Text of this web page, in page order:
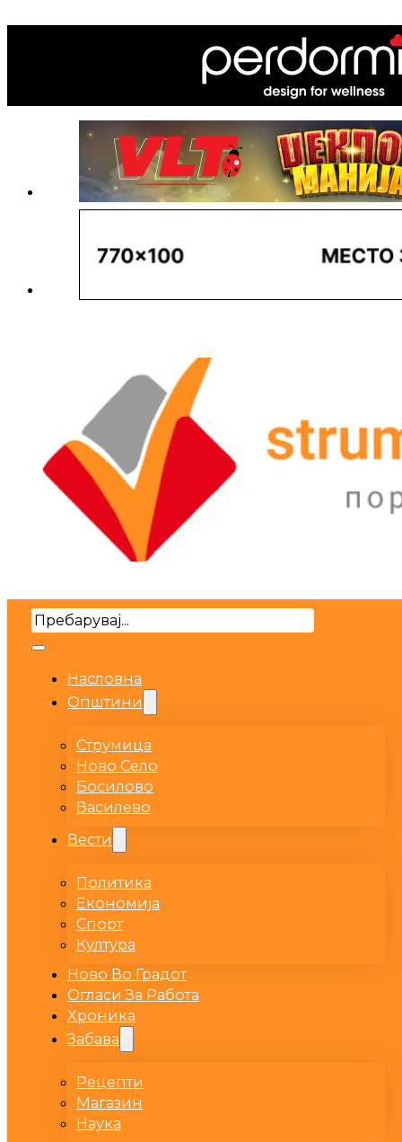
Search
Насловна
Општини
Струмица
Ново Село
Босилово
Василево
Вести
Политика
Економија
Спорт
Култура
Ново Во Градот
Огласи За Работа
Хроника
Забава
Рецепти
Магазин
Наука